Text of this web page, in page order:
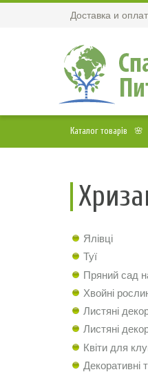
Доставка и
Каталог товарів
Ялівці
Туї
Пряний сад
Хвойні
Листяні
Листяні
Квіти для
Декоративні